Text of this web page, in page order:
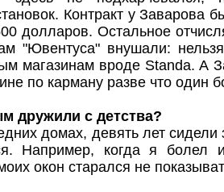
Контракт у Заварова
долларов. Остальное
"Ювентуса" внушали:
магазинам вроде Standa. А
по карману разве что один
дружили с детства?
домах, девять лет сидели
Например, когда я
окон старался не